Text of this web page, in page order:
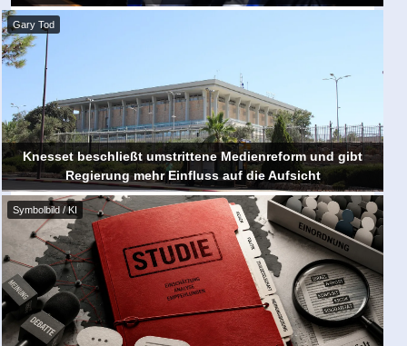
Gary Tod
Knesset beschließt umstrittene Medienreform und gibt
Regierung mehr Einfluss auf die Aufsicht
Symbolbild / KI